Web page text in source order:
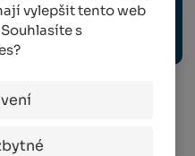
vylepšit tento web
s